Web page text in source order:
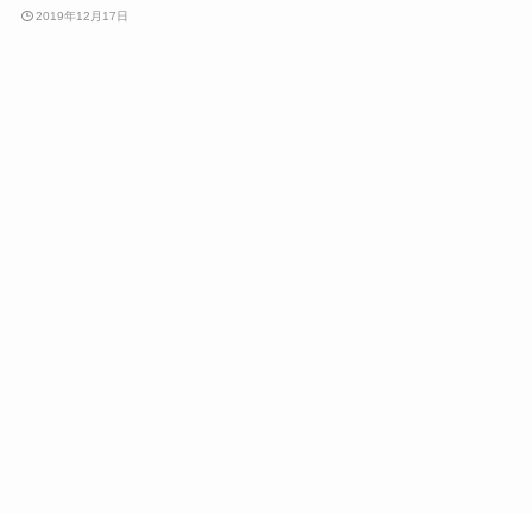
2019年12月17日